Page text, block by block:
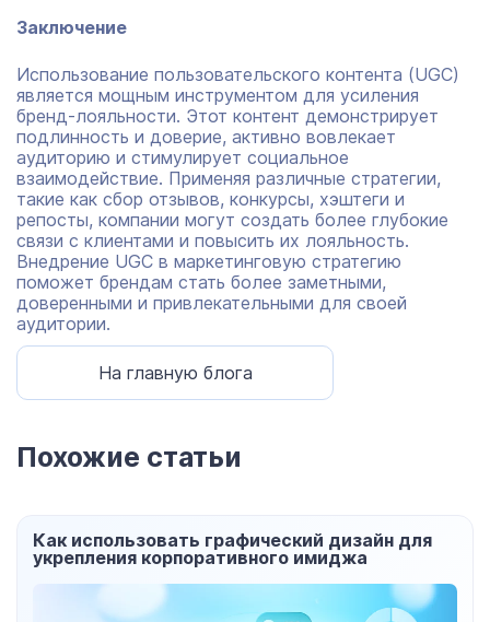
Заключение
Использование пользовательского контента (UGC)
является мощным инструментом для усиления
бренд-лояльности. Этот контент демонстрирует
подлинность и доверие, активно вовлекает
аудиторию и стимулирует социальное
взаимодействие. Применяя различные стратегии,
такие как сбор отзывов, конкурсы, хэштеги и
репосты, компании могут создать более глубокие
связи с клиентами и повысить их лояльность.
Внедрение UGC в маркетинговую стратегию
поможет брендам стать более заметными,
доверенными и привлекательными для своей
аудитории.
На главную блога
Похожие статьи
дизайн для
имиджа
Как использовать SWOT-
разработки эффективной